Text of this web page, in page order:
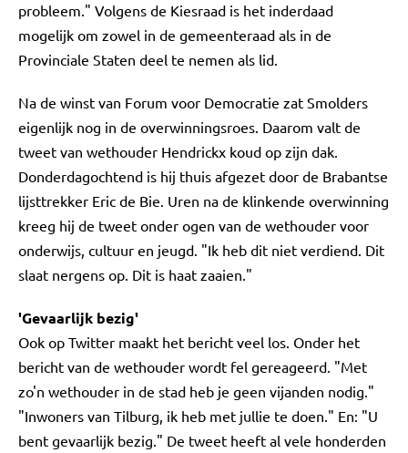
probleem." Volgens de Kiesraad is het inderdaad
mogelijk om zowel in de gemeenteraad als in de
Provinciale Staten deel te nemen als lid.
Na de winst van Forum voor Democratie zat Smolders
eigenlijk nog in de overwinningsroes. Daarom valt de
tweet van wethouder Hendrickx koud op zijn dak.
Donderdagochtend is hij thuis afgezet door de Brabantse
lijsttrekker Eric de Bie. Uren na de klinkende overwinning
kreeg hij de tweet onder ogen van de wethouder voor
onderwijs, cultuur en jeugd. "Ik heb dit niet verdiend. Dit
slaat nergens op. Dit is haat zaaien."
'Gevaarlijk bezig'
Ook op Twitter maakt het bericht veel los. Onder het
bericht van de wethouder wordt fel gereageerd. "Met
zo'n wethouder in de stad heb je geen vijanden nodig."
"Inwoners van Tilburg, ik heb met jullie te doen." En: "U
bent gevaarlijk bezig." De tweet heeft al vele honderden